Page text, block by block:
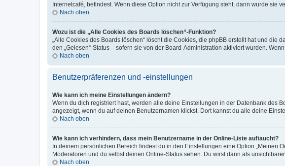
Internetcafé, befindest. Wenn diese Option nicht zur Verfügung steht, dann wurde sie
Nach oben
Wozu ist die „Alle Cookies des Boards löschen“-Funktion?
„Alle Cookies des Boards löschen“ löscht die Cookies, die phpBB erstellt hat und
den „Gelesen“-Status – sofern sie von der Board-Administration aktiviert wurden.
Nach oben
Benutzerpräferenzen und -einstellungen
Wie kann ich meine Einstellungen ändern?
Wenn du dich registriert hast, werden alle deine Einstellungen in der Datenbank des
angezeigt, wenn du auf deinen Benutzernamen klickst. Dort kannst du alle deine
Nach oben
Wie kann ich verhindern, dass mein Benutzername in der Online-Liste auftaucht?
In deinem persönlichen Bereich findest du in den Einstellungen eine Option „Meinen
Moderatoren und du selbst deinen Online-Status sehen. Du wirst dann als
Nach oben